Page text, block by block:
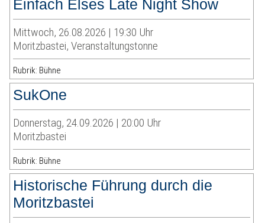
Einfach Elses Late Night Show
Mittwoch, 26.08.2026 | 19:30 Uhr
Moritzbastei, Veranstaltungstonne
Rubrik: Bühne
SukOne
Donnerstag, 24.09.2026 | 20:00 Uhr
Moritzbastei
Rubrik: Bühne
Historische Führung durch die
Moritzbastei